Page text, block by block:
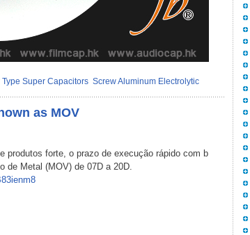
Super Capacitors Screw Aluminum Electrolytic
as MOV
produtos forte, o prazo de execução rápido com b
de Metal (MOV) de 07D a 20D.